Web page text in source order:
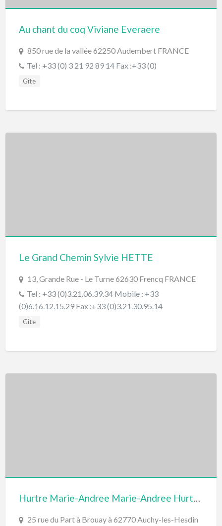
Au chant du coq Viviane Everaere
850 rue de la vallée 62250 Audembert FRANCE
Tel : +33 (0) 3 21 92 89 14 Fax :+33 (0)
Gîte
Le Grand Chemin Sylvie HETTE
13, Grande Rue - Le Turne 62630 Frencq FRANCE
Tel : +33 (0)3.21.06.39.34 Mobile : +33
(0)6.16.12.15.29 Fax :+33 (0)3.21.30.95.14
Gîte
25 rue du Part à Brouay à 62770 Auchy-les-Hesdin